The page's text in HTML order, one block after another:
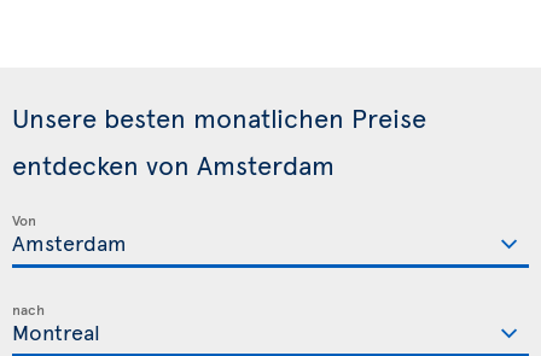
Unsere besten monatlichen Preise
entdecken von Amsterdam
Von
nach